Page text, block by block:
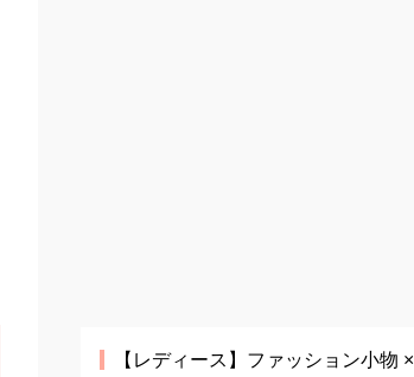
【レディース】 ファッション小物 ×